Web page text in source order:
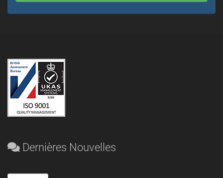
Dernières Nouvelles